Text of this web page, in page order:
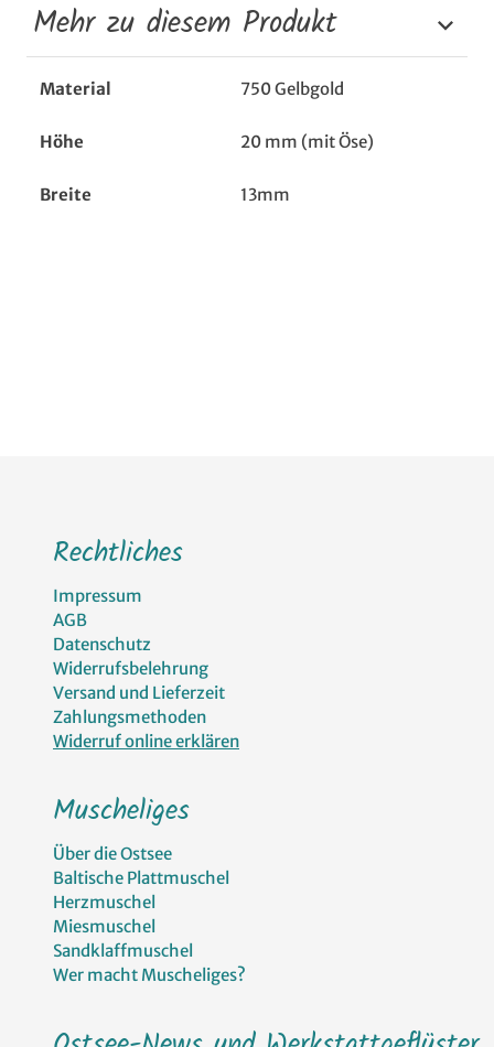
Mehr zu diesem Produkt
Material 750 Gelbgold
Höhe 20 mm (mit Öse)
Breite 13mm
Rechtliches
Impressum
AGB
Datenschutz
Widerrufsbelehrung
Versand und Lieferzeit
Zahlungsmethoden
Widerruf online erklären
Muscheliges
Über die Ostsee
Baltische Plattmuschel
Herzmuschel
Miesmuschel
Sandklaffmuschel
Wer macht Muscheliges?